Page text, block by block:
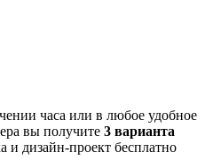
часа или в любое удобное
вы получите 3 варианта
и дизайн-проект бесплатно